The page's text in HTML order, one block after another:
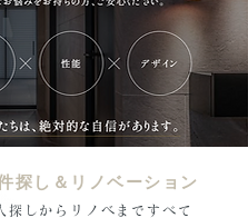
探し＆リノベーション
探しからリノベまですべて